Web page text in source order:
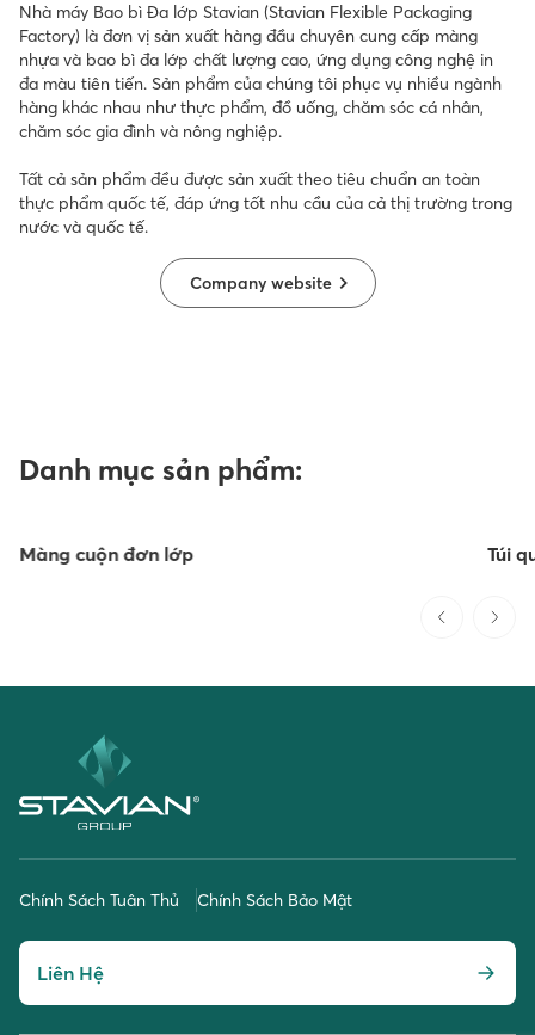
Nhà máy Bao bì Đa lớp Stavian (Stavian Flexible Packaging
Factory) là đơn vị sản xuất hàng đầu chuyên cung cấp màng
nhựa và bao bì đa lớp chất lượng cao, ứng dụng công nghệ in
đa màu tiên tiến. Sản phẩm của chúng tôi phục vụ nhiều ngành
hàng khác nhau như thực phẩm, đồ uống, chăm sóc cá nhân,
chăm sóc gia đình và nông nghiệp.
Tất cả sản phẩm đều được sản xuất theo tiêu chuẩn an toàn
thực phẩm quốc tế, đáp ứng tốt nhu cầu của cả thị trường trong
nước và quốc tế.
Company website
Danh mục sản phẩm:
Màng cuộn đơn lớp Túi
Chính Sách Tuân Thủ Chính Sách Bảo Mật
Liên Hệ